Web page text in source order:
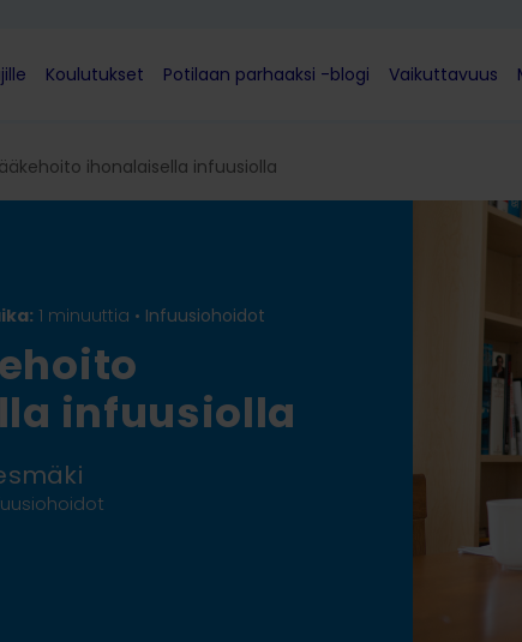
Koulutukset Potilaan parhaaksi -blogi Vaikuttavuus
ihonalaisella infuusiolla
1 minuuttia • Infuusiohoidot
infuusiolla